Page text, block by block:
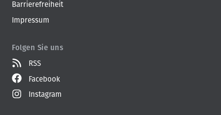
Barrierefreiheit
Impressum
Folgen Sie uns
RSS
Facebook
Instagram